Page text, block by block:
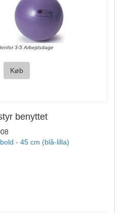
3-5 Arbejdsdage
Køb
benyttet
- 45 cm (blå-lilla)